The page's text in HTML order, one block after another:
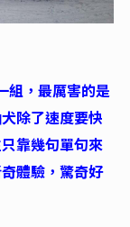
組，最厲害的是
除了速度要快
靠幾句單句來
體驗，驚奇好